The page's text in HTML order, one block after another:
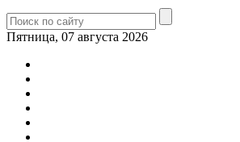
Пятница, 07 августа 2026